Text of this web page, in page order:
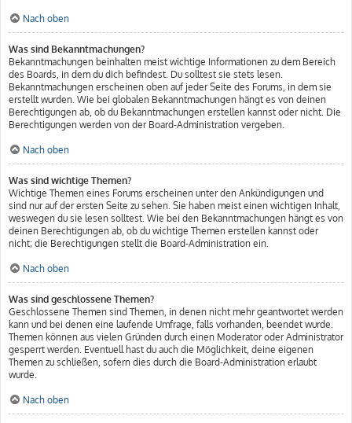
Nach oben
Was sind Bekanntmachungen?
Bekanntmachungen beinhalten meist wichtige Informationen zu dem Bereich
des Boards, in dem du dich befindest. Du solltest sie stets lesen.
Bekanntmachungen erscheinen oben auf jeder Seite des Forums, in dem sie
erstellt wurden. Wie bei globalen Bekanntmachungen hängt es von deinen
Berechtigungen ab, ob du Bekanntmachungen erstellen kannst oder nicht. Die
Berechtigungen werden von der Board-Administration vergeben.
Nach oben
Was sind wichtige Themen?
Wichtige Themen eines Forums erscheinen unter den Ankündigungen und
sind nur auf der ersten Seite zu sehen. Sie haben meist einen wichtigen Inhalt,
weswegen du sie lesen solltest. Wie bei den Bekanntmachungen hängt es von
deinen Berechtigungen ab, ob du wichtige Themen erstellen kannst oder
nicht; die Berechtigungen stellt die Board-Administration ein.
Nach oben
Was sind geschlossene Themen?
Geschlossene Themen sind Themen, in denen nicht mehr geantwortet werden
kann und bei denen eine laufende Umfrage, falls vorhanden, beendet wurde.
Themen können aus vielen Gründen durch einen Moderator oder Administrator
gesperrt werden. Eventuell hast du auch die Möglichkeit, deine eigenen
Themen zu schließen, sofern dies durch die Board-Administration erlaubt
wurde.
Nach oben